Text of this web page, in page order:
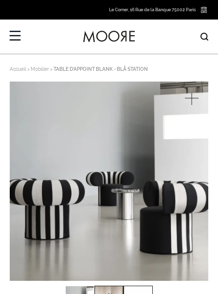
Le Corner, 16 Rue de la Banque 75002 Paris
Accueil Mobilier TABLE D’APPOINT BLANK - BLÅ STATION